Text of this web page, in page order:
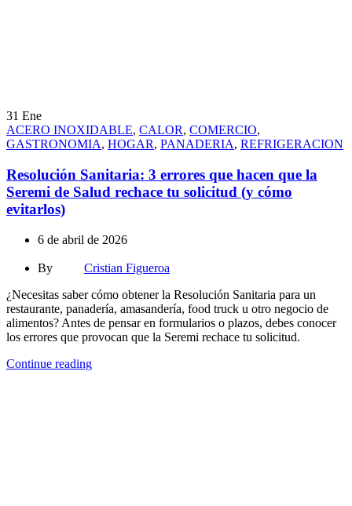
31 Ene
ACERO INOXIDABLE, CALOR, COMERCIO,
GASTRONOMIA, HOGAR, PANADERIA, REFRIGERACION
Resolución Sanitaria: 3 errores que hacen que la
Seremi de Salud rechace tu solicitud (y cómo
evitarlos)
6 de abril de 2026
By
Cristian Figueroa
¿Necesitas saber cómo obtener la Resolución Sanitaria para un
restaurante, panadería, amasandería, food truck u otro negocio de
alimentos? Antes de pensar en formularios o plazos, debes conocer
los errores que provocan que la Seremi rechace tu solicitud.
Continue reading